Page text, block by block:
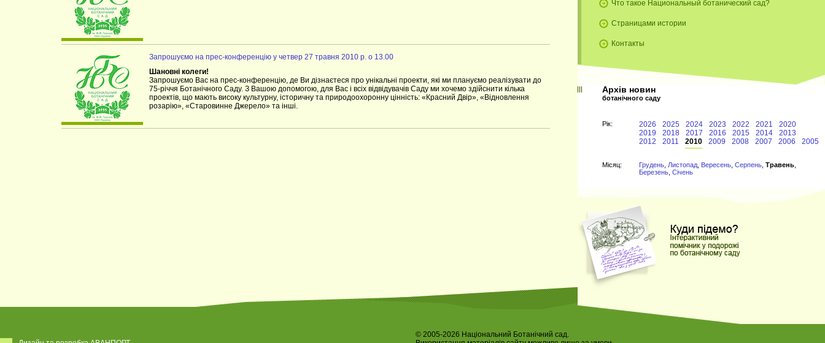
Запрошуємо на прес-конференцію у четвер 27 травня 2010 р. о 13.00
Шановні колеги!
Запрошуємо Вас на прес-конференцію, де Ви дізнаєтеся про унікальні проекти, які ми плануємо реалізувати до
75-річчя Ботанічного Саду. З Вашою допомогою, для Вас і всіх відвідувачів Саду ми хочемо здійснити кілька
проектів, що мають високу культурну, історичну та природоохоронну цінність: «Красний Двір», «Відновлення
розарію», «Старовинне Джерело» та інші.
Что такое Национальный ботанический сад?
Страницами истории
Контакты
Архів новин
ботанічного саду
Рiк: 2026 2025 2024 2023 2022 2021
2020
2019
2018 2017 2016 2015 2014
2013
2012
2011 2010 2009 2008 2007 2006 2005
Мiсяц: Грудень Листопад Вересень Серпень Травень
Березень Січень
© 2005-2026 Національний Ботанічний сад.